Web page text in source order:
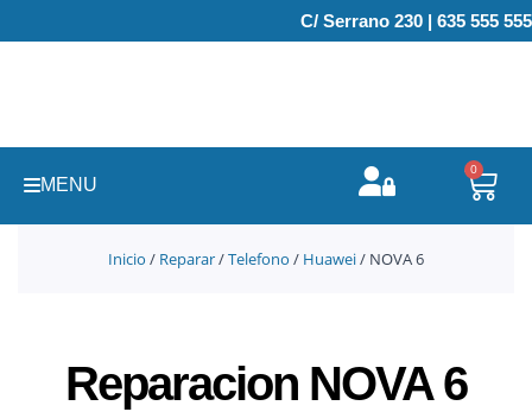
al
C/ Serrano 230 | 635 555 555
MENU
0
Inicio / Reparar/Telefono / Huawei/ NOVA 6
Reparacion NOVA 6